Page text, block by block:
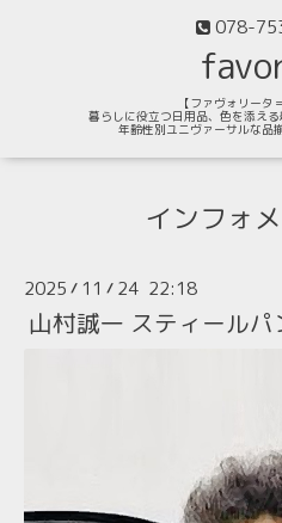
078-
【ファヴォリータ
暮らしに役立つ日用品、色を添え
年齢性別ユニヴァーサルな品
インフォ
2025 / 11 / 24 22:18
山村誠一 スティールパ